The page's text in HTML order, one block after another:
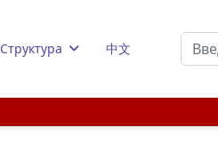
Структура 中文